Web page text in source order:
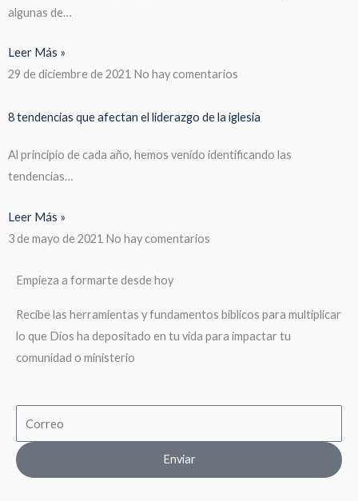
algunas de…
Leer Más »
29 de diciembre de 2021 No hay comentarios
8 tendencias que afectan el liderazgo de la iglesia
Al principio de cada año, hemos venido identificando las
tendencias…
Leer Más »
3 de mayo de 2021 No hay comentarios
Empieza a formarte desde hoy
Recibe las herramientas y fundamentos biblicos para multiplicar
lo que Dios ha depositado en tu vida para impactar tu
comunidad o ministerio
Enviar